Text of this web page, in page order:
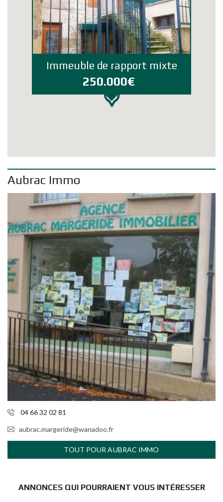
Immeuble de rapport mixte
250.000€
Aubrac Immo
04 66 32 02 81
aubrac.margeride@wanadoo.fr
TOUT POUR AUBRAC IMMO
ANNONCES QUI POURRAIENT VOUS INTÉRESSER